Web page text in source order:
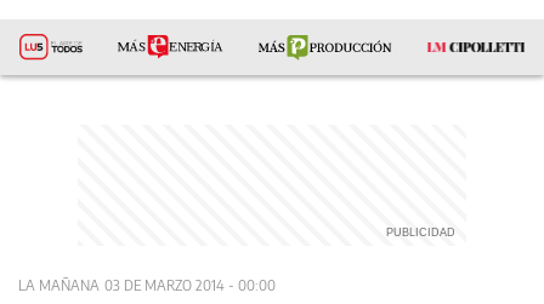
LA MAÑANA 03 DE MARZO 2014 - 00:00